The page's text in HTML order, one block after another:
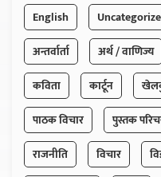
English
अन्तर्वार्ता
अर्थ / वाणिज्य
कविता
कार्टून
पाठक विचार
पुस्तक
राजनीति
विचार